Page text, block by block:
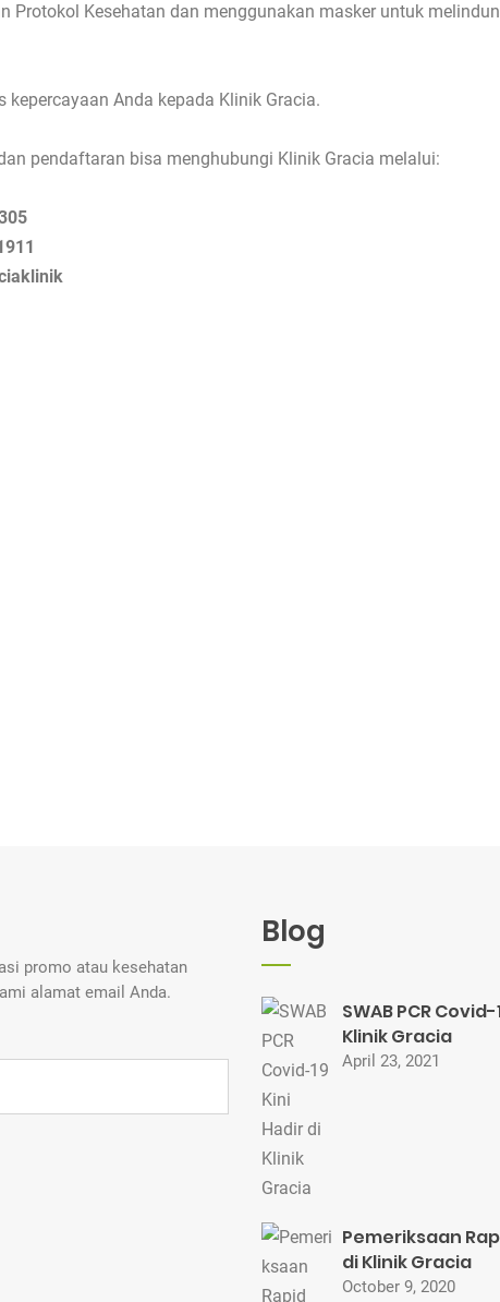
Protokol Kesehatan dan menggunakan masker untuk
kepercayaan Anda kepada Klinik Gracia.
pendaftaran bisa menghubungi Klinik Gracia melalui:
promo atau kesehatan
alamat email Anda.
Blog
SWAB PCR
Klinik Gracia
April 23, 2021
Pemeriksaan
di Klinik Gracia
October 9, 2020